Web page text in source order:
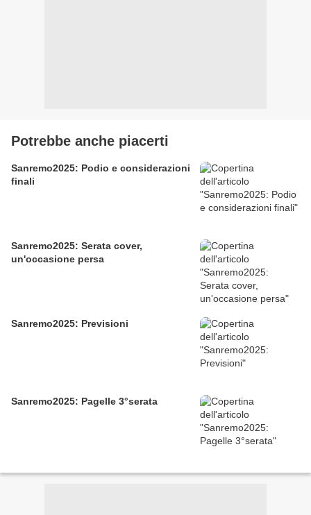
Potrebbe anche piacerti
Sanremo2025: Podio e considerazioni
finali
Sanremo2025: Serata cover,
un'occasione persa
Sanremo2025: Previsioni
Sanremo2025: Pagelle 3°serata